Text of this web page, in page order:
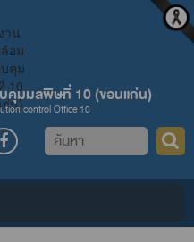
คุมมลพิษที่ 10 (ขอนแก่น)
control Office 10
ค้นหา